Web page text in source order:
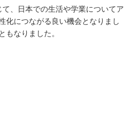
、日本での生活や学業についてア
化につながる良い機会となりまし
なりました。